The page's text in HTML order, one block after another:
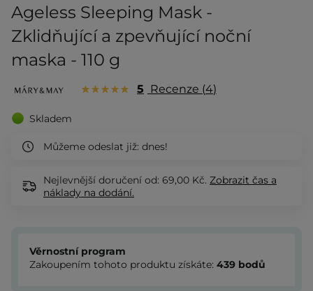
Ageless Sleeping Mask -
Zklidňující a zpevňující noční
maska - 110 g
5 Recenze 4
Skladem
Můžeme odeslat již: dnes!
Nejlevnější doručení od: 69,00 Kč. Zobrazit čas a
náklady na dodání.
Věrnostní program
Zakoupením tohoto produktu získáte: 439 bodů